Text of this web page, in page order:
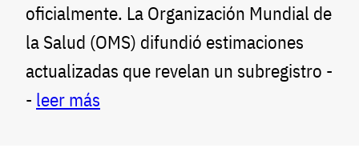
oficialmente. La Organización Mundial de
la Salud (OMS) difundió estimaciones
actualizadas que revelan un subregistro -
- leer más